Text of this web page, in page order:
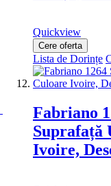
Quickview
Cere oferta
Lista de Dorințe
Fabriano
Suprafață
Ivoire,